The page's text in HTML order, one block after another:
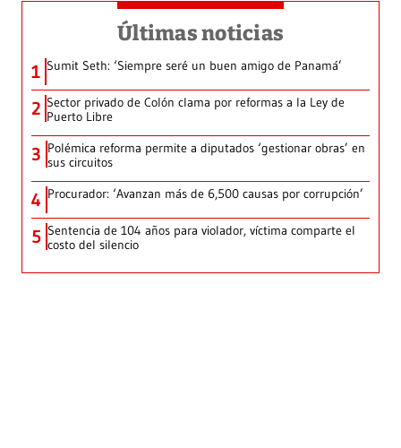
Últimas noticias
1 Sumit Seth: ‘Siempre seré un buen amigo de Panamá’
2 Sector privado de Colón clama por reformas a la Ley de
Puerto Libre
3 Polémica reforma permite a diputados ‘gestionar obras’ en
sus circuitos
4 Procurador: ‘Avanzan más de 6,500 causas por corrupción’
5 Sentencia de 104 años para violador, víctima comparte el
costo del silencio